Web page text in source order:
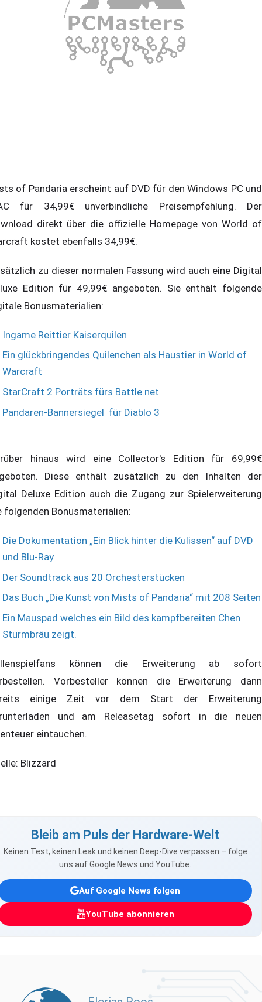
of Pandaria erscheint auf DVD für den Windows PC und
für 34,99€ unverbindliche Preisempfehlung. Der
direkt über die offizielle Homepage von World of
kostet ebenfalls 34,99€.
zu dieser normalen Fassung wird auch eine Digital
Edition für 49,99€ angeboten. Sie enthält folgende
Bonusmaterialien:
Ingame Reittier Kaiserquilen
Ein glückbringendes Quilenchen als Haustier in World of
Warcraft
StarCraft 2 Porträts fürs Battle.net
Pandaren-Bannersiegel für Diablo 3
hinaus wird eine Collector's Edition für 69,99€
Diese enthält zusätzlich zu den Inhalten der
Deluxe Edition auch die Zugang zur Spielerweiterung
folgenden Bonusmaterialien:
Die Dokumentation „Ein Blick hinter die Kulissen“ auf DVD
und Blu-Ray
Der Soundtrack aus 20 Orchesterstücken
Das Buch „Die Kunst von Mists of Pandaria“ mit 208 Seiten
Ein Mauspad welches ein Bild des kampfbereiten Chen
Sturmbräu zeigt.
können die Erweiterung ab sofort
Vorbesteller können die Erweiterung dann
einige Zeit vor dem Start der Erweiterung
und am Releasetag sofort in die neuen
eintauchen.
Blizzard
Bleib am Puls der Hardware-Welt
Keinen Test, keinen Leak und keinen Deep-Dive verpassen – folge
uns auf Google News und YouTube.
Auf Google News folgen
YouTube abonnieren